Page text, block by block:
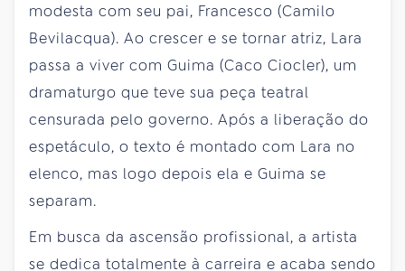
modesta com seu pai, Francesco (Camilo
Bevilacqua). Ao crescer e se tornar atriz, Lara
passa a viver com Guima (Caco Ciocler), um
dramaturgo que teve sua peça teatral
censurada pelo governo. Após a liberação do
espetáculo, o texto é montado com Lara no
elenco, mas logo depois ela e Guima se
separam.
Em busca da ascensão profissional, a artista
se dedica totalmente à carreira e acaba sendo